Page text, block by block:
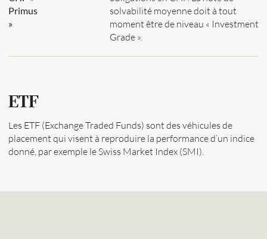
Primus
»
solvabilité moyenne doit à tout
moment être de niveau « Investment
Grade ».
ETF
Les ETF (Exchange Traded Funds) sont des véhicules de
placement qui visent à reproduire la performance d’un indice
donné, par exemple le Swiss Market Index (SMI).